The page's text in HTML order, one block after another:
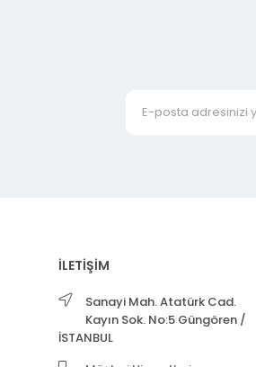
İLETİŞİM
Sanayi Mah. Atatürk Cad.
Kayın Sok. No:5 Güngören /
İSTANBUL